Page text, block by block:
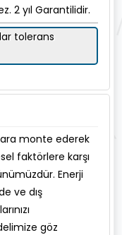
2 yıl Garantilidir.
tolerans
monte ederek
faktörlere karşı
Enerji
ve dış
göz